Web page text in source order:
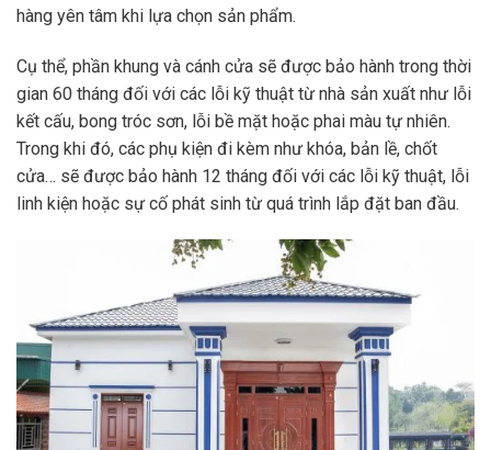
hàng yên tâm khi lựa chọn sản phẩm.
Cụ thể, phần khung và cánh cửa sẽ được bảo hành trong thời
gian 60 tháng đối với các lỗi kỹ thuật từ nhà sản xuất như lỗi
kết cấu, bong tróc sơn, lỗi bề mặt hoặc phai màu tự nhiên.
Trong khi đó, các phụ kiện đi kèm như khóa, bản lề, chốt
cửa… sẽ được bảo hành 12 tháng đối với các lỗi kỹ thuật, lỗi
linh kiện hoặc sự cố phát sinh từ quá trình lắp đặt ban đầu.